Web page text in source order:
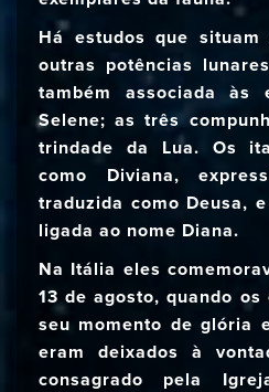
Há estudos que
outras potências
também associada às
Selene; as três
trindade da Lua. Os
como Diviana,
traduzida como Deusa,
ligada ao nome Diana.
Na Itália eles
13 de agosto, quando
seu momento de glória
eram deixados à
consagrado pela